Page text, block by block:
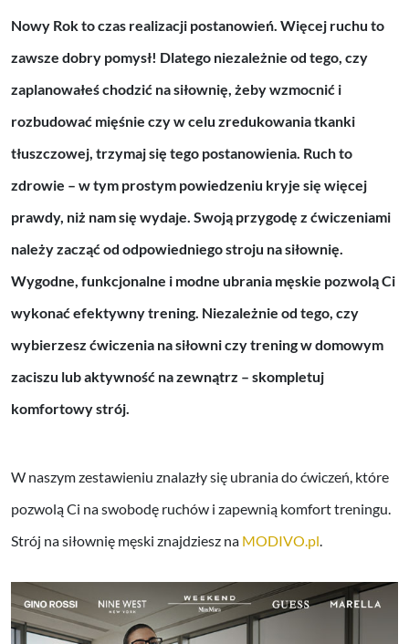
Nowy Rok to czas realizacji postanowień. Więcej ruchu to
zawsze dobry pomysł! Dlatego niezależnie od tego, czy
zaplanowałeś chodzić na siłownię, żeby wzmocnić i
rozbudować mięśnie czy w celu zredukowania tkanki
tłuszczowej, trzymaj się tego postanowienia. Ruch to
zdrowie – w tym prostym powiedzeniu kryje się więcej
prawdy, niż nam się wydaje. Swoją przygodę z ćwiczeniami
należy zacząć od odpowiedniego stroju na siłownię.
Wygodne, funkcjonalne i modne ubrania męskie pozwolą Ci
wykonać efektywny trening. Niezależnie od tego, czy
wybierzesz ćwiczenia na siłowni czy trening w domowym
zaciszu lub aktywność na zewnątrz – skompletuj
komfortowy strój.
W naszym zestawieniu znalazły się ubrania do ćwiczeń, które
pozwolą Ci na swobodę ruchów i zapewnią komfort treningu.
Strój na siłownię męski znajdziesz na MODIVO.pl.